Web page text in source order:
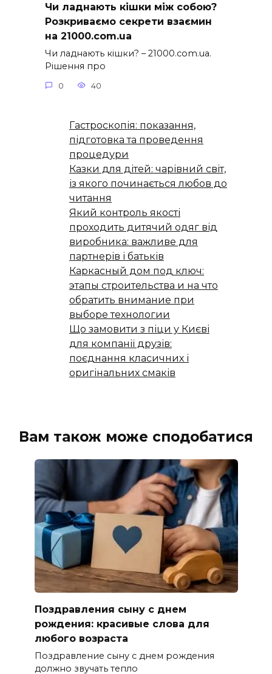
Чи ладнають кішки між собою?
Розкриваємо секрети взаємин
на 21000.com.ua
Чи ладнають кішки? – 21000.com.ua.
Рішення про
0 40
Гастроскопія: показання,
підготовка та проведення
процедури
Казки для дітей: чарівний світ,
із якого починається любов до
читання
Який контроль якості
проходить дитячий одяг від
виробника: важливе для
партнерів і батьків
Каркасный дом под ключ:
этапы строительства и на что
обратить внимание при
выборе технологии
Що замовити з піци у Києві
для компанії друзів:
поєднання класичних і
оригінальних смаків
Вам також може сподобатися
Поздравления сыну с днем
рождения: красивые слова для
любого возраста
Поздравление сыну с днем рождения
должно звучать тепло